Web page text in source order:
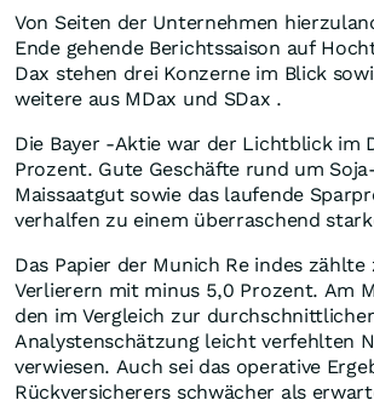
Von Seiten der Unternehmen
Ende gehende Berichtssaison auf
Dax stehen drei Konzerne im Blick
weitere aus MDax und SDax .
Die Bayer -Aktie war der Lichtblick im
Prozent. Gute Geschäfte rund um
Maissaatgut sowie das laufende
verhalfen zu einem überraschend
Das Papier der Munich Re indes
Verlierern mit minus 5,0 Prozent. Am
den im Vergleich zur
Analystenschätzung leicht verfehlten
verwiesen. Auch sei das operative
Rückversicherers schwächer als